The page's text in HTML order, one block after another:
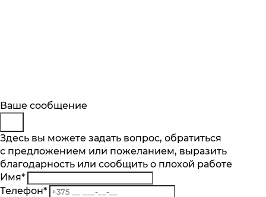
Описание
Отзывы
Основные характеристики
Категория
Микроволновая печь встраиваемая
Объем камеры, л
Будьте в курсе
Подпишитесь на последние обновления
и узнавайте о новинках и специальных
предложениях первыми
Подписаться
Заказ обратного звонка
Представьтесь
Телефон*
Комментарий
Ваше сообщение
Здесь вы можете задать вопрос, обратиться
с предложением или пожеланием, выразить
благодарность или сообщить о плохой работе
Имя*
Телефон*